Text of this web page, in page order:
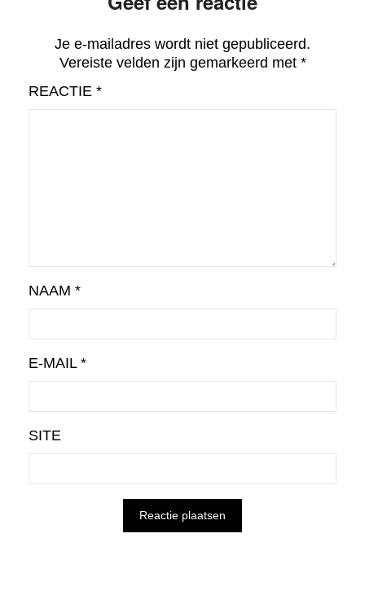
Je e-mailadres wordt niet gepubliceerd.
Vereiste velden zijn gemarkeerd met *
REACTIE *
NAAM *
E-MAIL *
SITE